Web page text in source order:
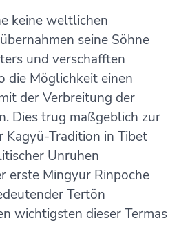
keine weltlichen
seine Söhne
und verschafften
die Möglichkeit einen
der Verbreitung der
Dies trug maßgeblich zur
Tradition in Tibet
Unruhen
erste Mingyur Rinpoche
Tertön
wichtigsten dieser Termas